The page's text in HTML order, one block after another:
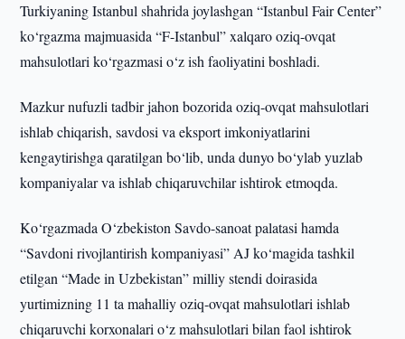
Turkiyaning Istanbul shahrida joylashgan “Istanbul Fair Center”
ko‘rgazma majmuasida “F-Istanbul” xalqaro oziq-ovqat
mahsulotlari ko‘rgazmasi o‘z ish faoliyatini boshladi.
Mazkur nufuzli tadbir jahon bozorida oziq-ovqat mahsulotlari
ishlab chiqarish, savdosi va eksport imkoniyatlarini
kengaytirishga qaratilgan bo‘lib, unda dunyo bo‘ylab yuzlab
kompaniyalar va ishlab chiqaruvchilar ishtirok etmoqda.
Ko‘rgazmada O‘zbekiston Savdo-sanoat palatasi hamda
“Savdoni rivojlantirish kompaniyasi” AJ ko‘magida tashkil
etilgan “Made in Uzbekistan” milliy stendi doirasida
yurtimizning 11 ta mahalliy oziq-ovqat mahsulotlari ishlab
chiqaruvchi korxonalari o‘z mahsulotlari bilan faol ishtirok